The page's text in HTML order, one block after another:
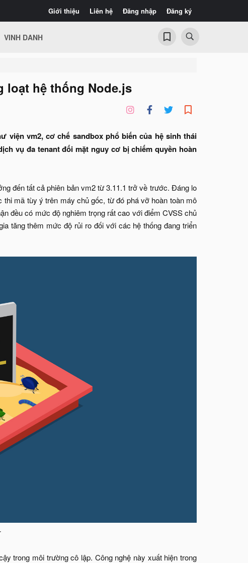
Giới thiệu Liên hệ Đăng nhập Đăng ký
VINH DANH
loạt hệ thống Node.js
viện vm2, cơ chế sandbox phổ biến của hệ sinh thái
vụ đa tenant đối mặt nguy cơ bị chiếm quyền hoàn
đến tất cả phiên bản vm2 từ 3.11.1 trở về trước. Đáng lo
mã tùy ý trên máy chủ gốc, từ đó phá vỡ hoàn toàn mô
đều có mức độ nghiêm trọng rất cao với điểm CVSS chủ
tăng thêm mức độ rủi ro đối với các hệ thống đang triển
trong môi trường cô lập. Công nghệ này xuất hiện trong